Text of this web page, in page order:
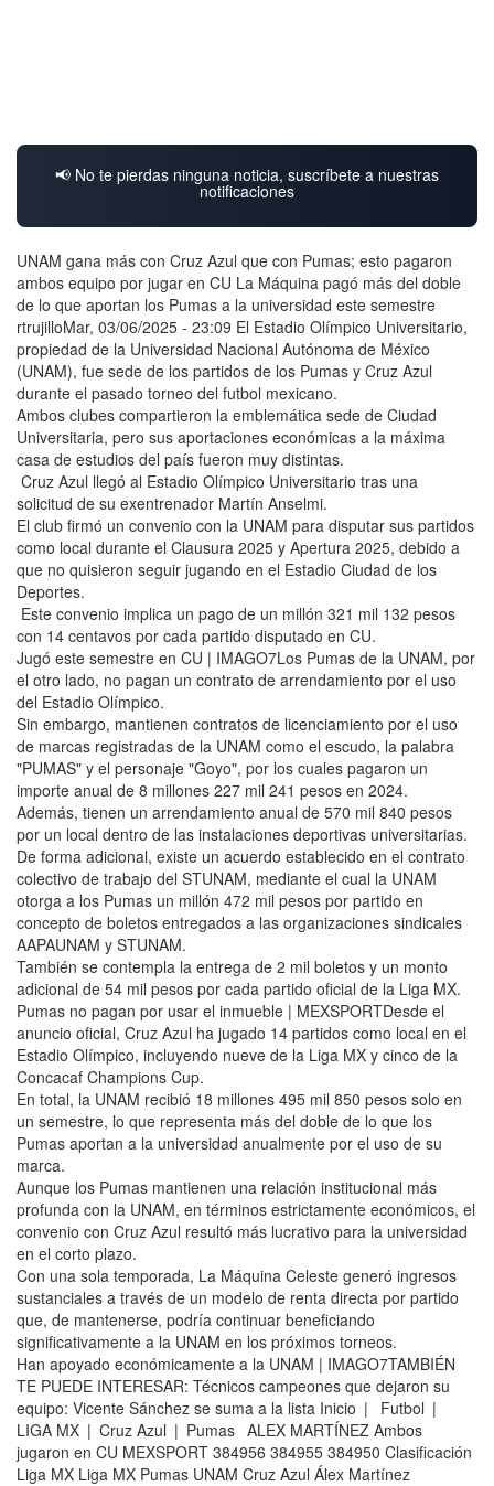
📢 No te pierdas ninguna noticia, suscríbete a nuestras
notificaciones
UNAM gana más con Cruz Azul que con Pumas; esto pagaron
ambos equipo por jugar en CU La Máquina pagó más del doble
de lo que aportan los Pumas a la universidad este semestre
rtrujilloMar, 03/06/2025 - 23:09 El Estadio Olímpico Universitario,
propiedad de la Universidad Nacional Autónoma de México
(UNAM), fue sede de los partidos de los Pumas y Cruz Azul
durante el pasado torneo del futbol mexicano.
Ambos clubes compartieron la emblemática sede de Ciudad
Universitaria, pero sus aportaciones económicas a la máxima
casa de estudios del país fueron muy distintas.
Cruz Azul llegó al Estadio Olímpico Universitario tras una
solicitud de su exentrenador Martín Anselmi.
El club firmó un convenio con la UNAM para disputar sus partidos
como local durante el Clausura 2025 y Apertura 2025, debido a
que no quisieron seguir jugando en el Estadio Ciudad de los
Deportes.
Este convenio implica un pago de un millón 321 mil 132 pesos
con 14 centavos por cada partido disputado en CU.
Jugó este semestre en CU | IMAGO7Los Pumas de la UNAM, por
el otro lado, no pagan un contrato de arrendamiento por el uso
del Estadio Olímpico.
Sin embargo, mantienen contratos de licenciamiento por el uso
de marcas registradas de la UNAM como el escudo, la palabra
"PUMAS" y el personaje "Goyo", por los cuales pagaron un
importe anual de 8 millones 227 mil 241 pesos en 2024.
Además, tienen un arrendamiento anual de 570 mil 840 pesos
por un local dentro de las instalaciones deportivas universitarias.
De forma adicional, existe un acuerdo establecido en el contrato
colectivo de trabajo del STUNAM, mediante el cual la UNAM
otorga a los Pumas un millón 472 mil pesos por partido en
concepto de boletos entregados a las organizaciones sindicales
AAPAUNAM y STUNAM.
También se contempla la entrega de 2 mil boletos y un monto
adicional de 54 mil pesos por cada partido oficial de la Liga MX.
Pumas no pagan por usar el inmueble | MEXSPORTDesde el
anuncio oficial, Cruz Azul ha jugado 14 partidos como local en el
Estadio Olímpico, incluyendo nueve de la Liga MX y cinco de la
Concacaf Champions Cup.
En total, la UNAM recibió 18 millones 495 mil 850 pesos solo en
un semestre, lo que representa más del doble de lo que los
Pumas aportan a la universidad anualmente por el uso de su
marca.
Aunque los Pumas mantienen una relación institucional más
profunda con la UNAM, en términos estrictamente económicos, el
convenio con Cruz Azul resultó más lucrativo para la universidad
en el corto plazo.
Con una sola temporada, La Máquina Celeste generó ingresos
sustanciales a través de un modelo de renta directa por partido
que, de mantenerse, podría continuar beneficiando
significativamente a la UNAM en los próximos torneos.
Han apoyado económicamente a la UNAM | IMAGO7TAMBIÉN
TE PUEDE INTERESAR: Técnicos campeones que dejaron su
equipo: Vicente Sánchez se suma a la lista Inicio | Futbol |
LIGA MX | Cruz Azul | Pumas ALEX MARTÍNEZ Ambos
jugaron en CU MEXSPORT 384956 384955 384950 Clasificación
Liga MX Liga MX Pumas UNAM Cruz Azul Álex Martínez